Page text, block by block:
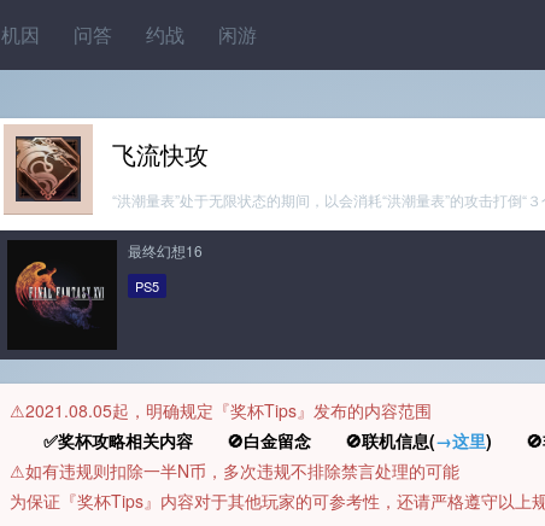
机因 问答 约战 闲游
飞流快攻
“洪潮量表”处于无限状态的期间，以会消耗“洪潮量表”的攻击打倒“３
最终幻想16
PS5
⚠️2021.08.05起，明确规定『奖杯Tips』发布的内容范围
✅奖杯攻略相关内容 🚫白金留念 🚫联机信息(→这里) 🚫非
⚠️如有违规则扣除一半N币，多次违规不排除禁言处理的可能
为保证『奖杯Tips』内容对于其他玩家的可参考性，还请严格遵守以上